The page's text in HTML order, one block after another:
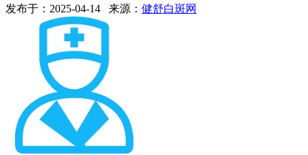
发布于：2025-04-14 来源： 健舒白斑网